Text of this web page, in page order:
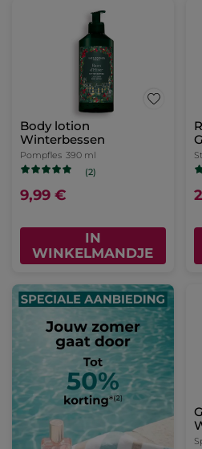
Body lotion
Winterbessen
Pompfles 390 ml
(2)
9,99 €
IN
WINKELMANDJE